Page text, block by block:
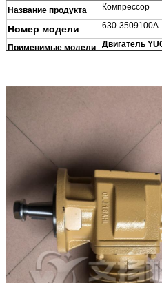
Название продукта Компрессор
Номер модели 630-3509100A
Применимые модели Двигатель
Минимальный заказ
1 комплект
Место происхождения
Материковый
Упаковка
Деревянный
Срок поставки
В течение 2-5